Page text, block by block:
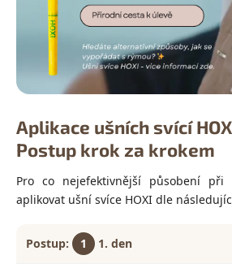
Aplikace ušních svící
Postup krok za krokem
Pro co nejefektivnější působení při
aplikovat ušní svíce HOXI dle
1 1. den